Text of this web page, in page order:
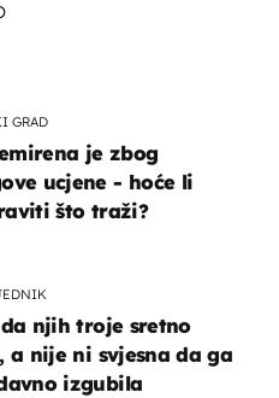
GRAD
je zbog
ucjene - hoće li
što traži?
njih troje sretno
a nije ni svjesna da ga
izgubila